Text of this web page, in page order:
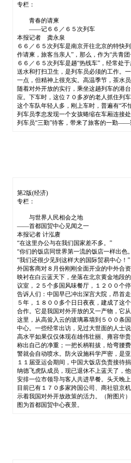
专栏：
青春的请柬
——记６６／６５次列车
本报记者 龚永泉
６６／６５次列车是南京开往北京的特快
作请柬，旅客当亲人”，那么，作为“共青
６６／６５次列车是趟“热线车”，经常处
送水和打扫卫生，是列车员必须的工作。
一点，但精神上很充实。高温季节，茶水
随着对外开放的实行，乘坐这趟列车的港
应。下车时，这位７０多岁的老人抓住列
这个车队年轻人多，刚上车时，普遍有“
列车员李忠发现一个女孩蜷缩在车厢连接
列车员“三勤”待客，带来了旅客的一勤——
第2版(经济)
专栏：
与世界人民相会之地
——首都国贸中心见闻之一
本报记者 计泓赓
“在这里办公与在我们国家差不多。”
“你们的饭店同世界第一流的饭店一样出色
“我们还很少见到这样大的国际贸易中心！”
外国客商对８月份刚刚全面开业的中外合
映衬在白云蓝天下，坐落在北京黄金地段
议室，２５个多国风味餐厅，１２００个
告诉人们：中国早已冲出深宫大院，昂首
５年，１８００多个日日夜夜，建成了这
合作。它是我国对外开放的又一产物，它
这里，从高耸入云的玻璃幕墙到５００条
中心。一些经常出访，见过大世面的人士
高水平如果仅仅体现在雄伟壮丽、雍容华
称出自己的净重；一把长柄鞋拔，给弯腰
警就会自动喷水。防火设施科学严密，是
１１届亚运会期间，中国大饭店负责接待
纳德飞虎队成员，现已退休不上蓝天了，
安排一位市领导与客人共进早餐。头天晚
目前已有１７０多家跨国公司、商社驻京
示着我国对外开放政策的活力。（附图片）
图为首都国贸中心夜景。